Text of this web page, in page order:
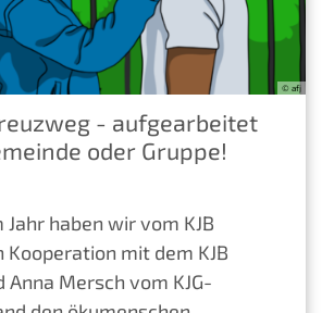
© afj
- aufgearbeitet
oder Gruppe!
Jahr haben wir vom KJB
Kooperation mit dem KJB
Anna Mersch vom KJG-